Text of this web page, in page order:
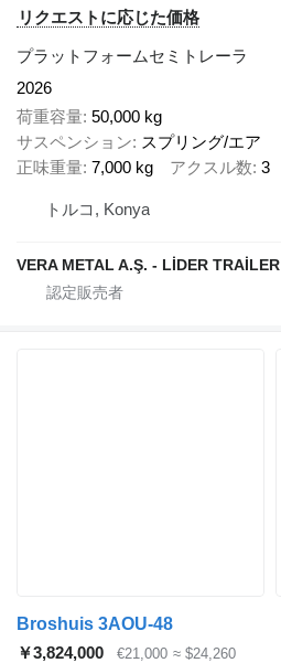
リクエストに応じた価格
プラットフォームセミトレーラ
2026
荷重容量 50,000 kg
サスペンション
スプリング/エア
正味重量 7,000 kg アクスル数 3
トルコ, Konya
VERA METAL A.Ş. - LİDER TRAİLER
Broshuis 3AOU-48
￥3,824,000
€21,000 ≈ $24,260